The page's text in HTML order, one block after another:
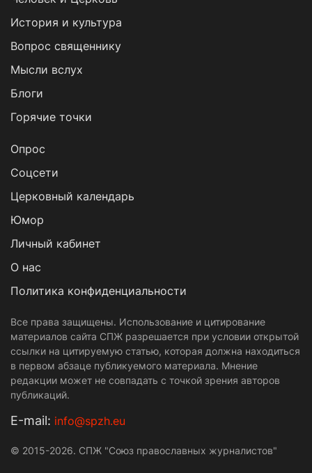
История и культура
Вопрос священнику
Мысли вслух
Блоги
Горячие точки
Опрос
Cоцсети
Церковный календарь
Юмор
Личный кабинет
О нас
Политика конфиденциальности
Все права защищены. Использование и цитирование
материалов сайта СПЖ разрешается при условии открытой
ссылки на цитируемую статью, которая должна находиться
в первом абзаце публикуемого материала. Мнение
редакции может не совпадать с точкой зрения авторов
публикаций.
Е-mail: info@spzh.eu
© 2015-2026. СПЖ "Союз православных журналистов"